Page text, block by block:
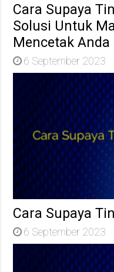
Cara Supaya
Solusi Untuk
Mencetak Anda
6 September 2023
Cara Supaya
6 September 2023